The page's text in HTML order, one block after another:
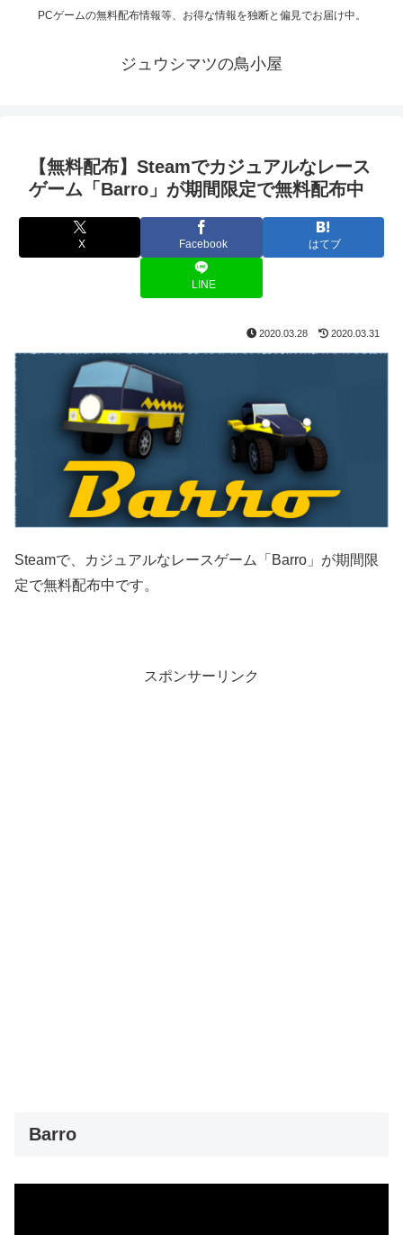
PCゲームの無料配布情報等、お得な情報を独断と偏見でお届け中。
ジュウシマツの鳥小屋
【無料配布】Steamでカジュアルなレース
ゲーム「Barro」が期間限定で無料配布中
X Facebook はてブ
LINE
2020.03.28 2020.03.31
Steamで、カジュアルなレースゲーム「Barro」が期間限
定で無料配布中です。
スポンサーリンク
Barro